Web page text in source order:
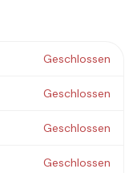
Geschlossen
Geschlossen
Geschlossen
Geschlossen